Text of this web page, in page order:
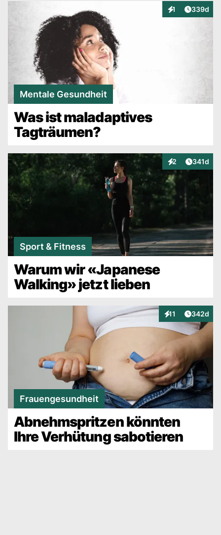
1
Interaktionen
Artikel
339d
Mentale Gesundheit
Was ist maladaptives
Tagträumen?
2
Interaktionen
Artikel
341d
Sport & Fitness
Warum wir «Japanese
Walking» jetzt lieben
11
Interaktionen
Artikel
342d
Frauengesundheit
Abnehmspritzen könnten
Ihre Verhütung sabotieren